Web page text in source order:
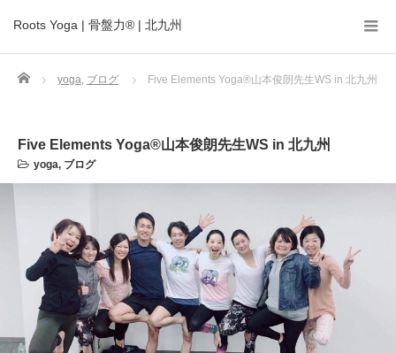
Roots Yoga | 骨盤力® | 北九州
Home yoga, ブログ Five Elements Yoga®︎山本俊朗先生WS in 北九州
Five Elements Yoga®︎山本俊朗先生WS in 北九州
yoga, ブログ